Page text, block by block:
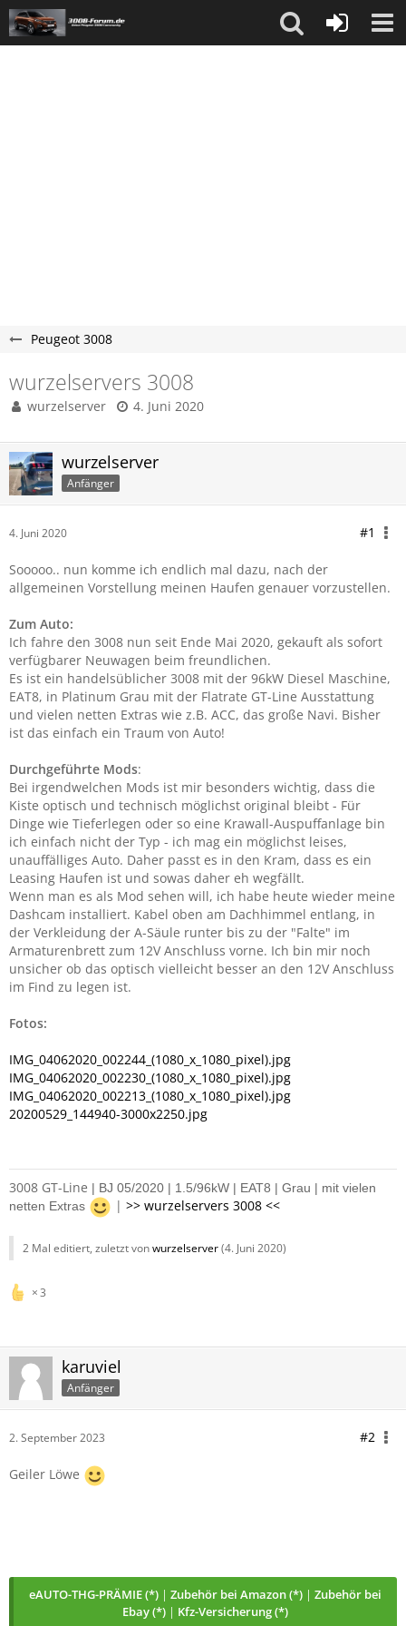
Peugeot 3008
wurzelservers 3008
wurzelserver 4. Juni 2020
wurzelserver
Anfänger
4. Juni 2020 #1
Sooooo.. nun komme ich endlich mal dazu, nach der
allgemeinen Vorstellung meinen Haufen genauer vorzustellen.
Zum Auto:
Ich fahre den 3008 nun seit Ende Mai 2020, gekauft als sofort
verfügbarer Neuwagen beim freundlichen.
Es ist ein handelsüblicher 3008 mit der 96kW Diesel Maschine,
EAT8, in Platinum Grau mit der Flatrate GT-Line Ausstattung
und vielen netten Extras wie z.B. ACC, das große Navi. Bisher
ist das einfach ein Traum von Auto!
Durchgeführte Mods:
Bei irgendwelchen Mods ist mir besonders wichtig, dass die
Kiste optisch und technisch möglichst original bleibt - Für
Dinge wie Tieferlegen oder so eine Krawall-Auspuffanlage bin
ich einfach nicht der Typ - ich mag ein möglichst leises,
unauffälliges Auto. Daher passt es in den Kram, dass es ein
Leasing Haufen ist und sowas daher eh wegfällt.
Wenn man es als Mod sehen will, ich habe heute wieder meine
Dashcam installiert. Kabel oben am Dachhimmel entlang, in
der Verkleidung der A-Säule runter bis zu der "Falte" im
Armaturenbrett zum 12V Anschluss vorne. Ich bin mir noch
unsicher ob das optisch vielleicht besser an den 12V Anschluss
im Find zu legen ist.
Fotos:
IMG_04062020_002244_(1080_x_1080_pixel).jpg
IMG_04062020_002230_(1080_x_1080_pixel).jpg
IMG_04062020_002213_(1080_x_1080_pixel).jpg
20200529_144940-3000x2250.jpg
3008 GT-Line | BJ 05/2020 | 1.5/96kW | EAT8 | Grau | mit vielen
netten Extras
| >> wurzelservers 3008 <<
2 Mal editiert, zuletzt vonwurzelserver(4. Juni 2020)
3
karuviel
Anfänger
2. September 2023 #2
Geiler Löwe
eAUTO-THG-PRÄMIE (*) | Zubehör bei Amazon (*) | Zubehör bei
Ebay (*) | Kfz-Versicherung (*)